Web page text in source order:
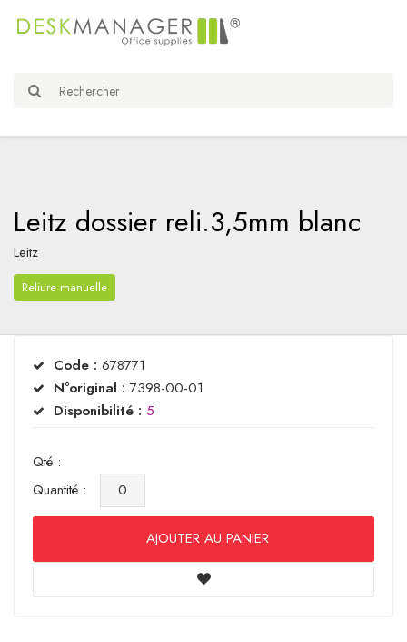
Leitz dossier reli.3,5mm blanc
Leitz
Reliure manuelle
Code : 678771
N°original : 7398-00-01
Disponibilité : 5
Qté :
Quantité :
AJOUTER AU PANIER